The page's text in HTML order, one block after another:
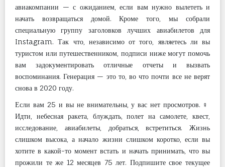
авиакомпании — с ожиданием, если вам нужно вылететь и
начать возвращаться домой. Кроме того, мы собрали
специальную группу заголовков лучших авиабилетов для
Instagram. Так что, независимо от того, являетесь ли вы
туристом или путешественником, подписи ниже могут помочь
вам задокументировать отличные отчеты и вызвать
воспоминания. Генерация — это то, во что почти все не верят
снова в 2020 году.
Если вам 25 и вы не внимательны, у вас нет просмотров. ️‍♀
Идти, небесная ракета, блуждать, полет на самолете, квест,
исследование, авиабилеты, добраться, встретиться. Жизнь
слишком высока, а начало жизни слишком коротко, если вы
хотите в какой-то момент встать и начать принимать, что вы
прожили те же 12 месяцев 75 лет. Подпишите свое текущее